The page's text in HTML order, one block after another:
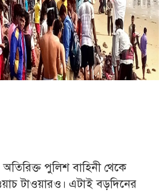
অতিরিক্ত পুলিশ বাহিনী থেকে
টাওয়ারও। এটাই বড়দিনের